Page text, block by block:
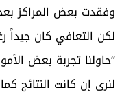
وفقدت بعض المراكز
لكن التعافي كان جيداً
“حاولنا تجربة بعض
لنرى إن كانت النتائج